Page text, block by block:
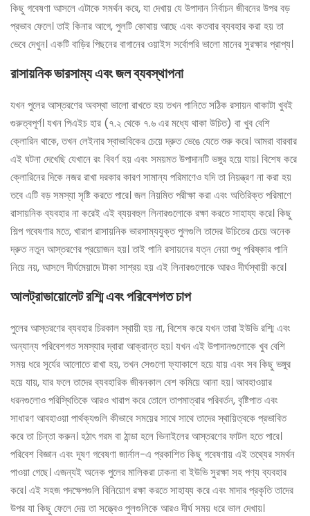
কিছু গবেষণা আসলে এটাকে সমর্থন করে, যা দেখায় যে উপাদান নির্বাচন জীবনের উপর বড়
প্রভাব ফেলে। তাই কিনার আগে, পুলটি কোথায় আছে এবং কতবার ব্যবহার করা হয় তা
ভেবে দেখুন। একটি বাড়ির পিছনের বাগানের ওয়াইস সর্বোপরি ভালো মানের সুরক্ষার প্রাপ্য।
রাসায়নিক ভারসাম্য এবং জল ব্যবস্থাপনা
যখন পুলের আস্তরণের অবস্থা ভালো রাখতে হয় তখন পানিতে সঠিক রসায়ন থাকাটা খুবই
গুরুত্বপূর্ণ। যখন পিএইচ হার (৭.২ থেকে ৭.৬ এর মধ্যে থাকা উচিত) বা খুব বেশি
ক্লোরিন থাকে, তখন লেইনার স্বাভাবিকের চেয়ে দ্রুত ভেঙে যেতে শুরু করে। আমরা বারবার
এই ঘটনা দেখেছি যেখানে রং বিবর্ণ হয় এবং সময়মত উপাদানটি ভঙ্গুর হয়ে যায়। বিশেষ করে
ক্লোরিনের দিকে নজর রাখা দরকার কারণ সামান্য পরিমাণেও যদি তা নিয়ন্ত্রণ না করা হয়
তবে এটি বড় সমস্যা সৃষ্টি করতে পারে। জল নিয়মিত পরীক্ষা করা এবং অতিরিক্ত পরিমাণে
রাসায়নিক ব্যবহার না করেই এই ব্যয়বহুল লিনারগুলোকে রক্ষা করতে সাহায্য করে। কিছু
শিল্প গবেষণার মতে, খারাপ রাসায়নিক ভারসাম্যযুক্ত পুলগুলি তাদের উচিতের চেয়ে অনেক
দ্রুত নতুন আস্তরণের প্রয়োজন হয়। তাই পানি রসায়নের যত্ন নেয়া শুধু পরিষ্কার পানি
নিয়ে নয়, আসলে দীর্ঘমেয়াদে টাকা সাশ্রয় হয় এই লিনারগুলোকে আরও দীর্ঘস্থায়ী করে।
আলট্রাভায়োলেট রশ্মি এবং পরিবেশগত চাপ
পুলের আস্তরণের ব্যবহার চিরকাল স্থায়ী হয় না, বিশেষ করে যখন তারা ইউভি রশ্মি এবং
অন্যান্য পরিবেশগত সমস্যার দ্বারা আক্রান্ত হয়। যখন এই উপাদানগুলোকে খুব বেশি
সময় ধরে সূর্যের আলোতে রাখা হয়, তখন সেগুলো ফ্যাকাশে হয়ে যায় এবং সব কিছু ভঙ্গুর
হয়ে যায়, যার ফলে তাদের ব্যবহারিক জীবনকাল বেশ কমিয়ে আনা হয়। আবহাওয়ার
ধরনগুলোও পরিস্থিতিকে আরও খারাপ করে তোলে তাপমাত্রার পরিবর্তন, বৃষ্টিপাত এবং
সাধারণ আবহাওয়া পার্থক্যগুলি কীভাবে সময়ের সাথে সাথে তাদের স্থায়িত্বকে প্রভাবিত
করে তা চিন্তা করুন। হঠাৎ গরম বা ঠান্ডা হলে ভিনাইলের আস্তরণের ফাটল হতে পারে।
পরিবেশ বিজ্ঞান এবং দূষণ গবেষণা জার্নাল-এ প্রকাশিত কিছু গবেষণায় এই তথ্যের সমর্থন
পাওয়া গেছে। এজন্যই অনেক পুলের মালিকরা ঢাকনা বা ইউভি সুরক্ষা সহ পণ্য ব্যবহার
করে। এই সহজ পদক্ষেপগুলি বিনিয়োগ রক্ষা করতে সাহায্য করে এবং মাদার প্রকৃতি তাদের
উপর যা কিছু ফেলে দেয় তা সত্ত্বেও পুলগুলিকে আরও দীর্ঘ সময় ধরে ভাল দেখায়।